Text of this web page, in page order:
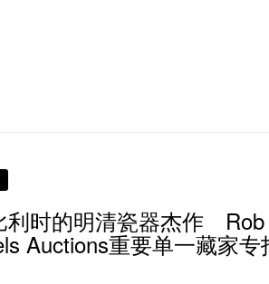
利时的明清瓷器杰作 Rob
Auctions重要单一藏家专